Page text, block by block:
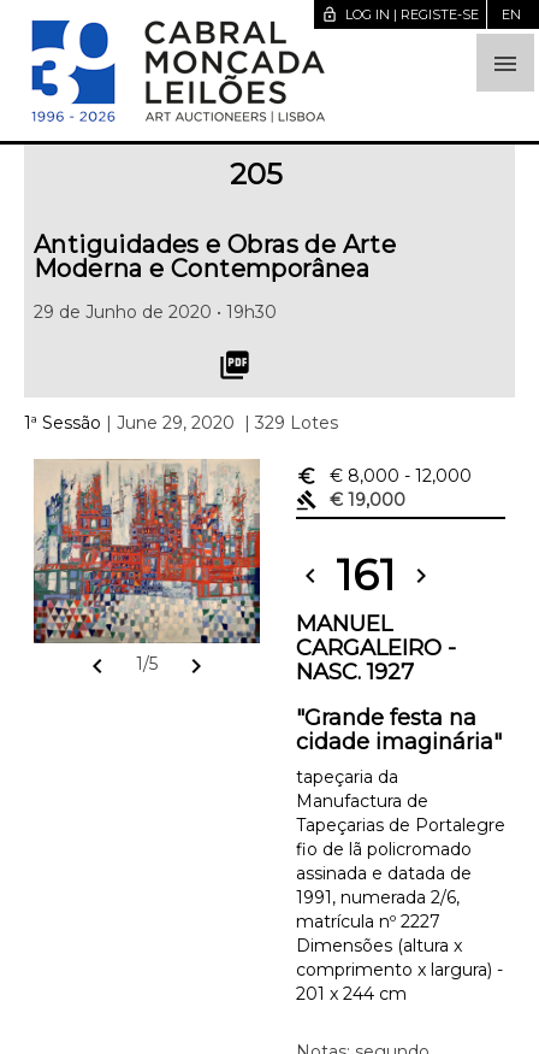

lock_open LOG IN | REGISTE-SE EN
205
Antiguidades e Obras de Arte
Moderna e Contemporânea
29 de Junho de 2020 • 19h30
picture_as_pdf
1ª Sessão | June 29, 2020 | 329 Lotes
chevron_left 1/5 chevron_right
euro_symbol € 8,000 - 12,000
gavel
€ 19,000
chevron_left 161 chevron_right
MANUEL
CARGALEIRO -
NASC. 1927
"Grande festa na
cidade imaginária"
tapeçaria da
Manufactura de
Tapeçarias de Portalegre
fio de lã policromado
assinada e datada de
1991, numerada 2/6,
matrícula nº 2227
Dimensões (altura x
comprimento x largura) -
201 x 244 cm